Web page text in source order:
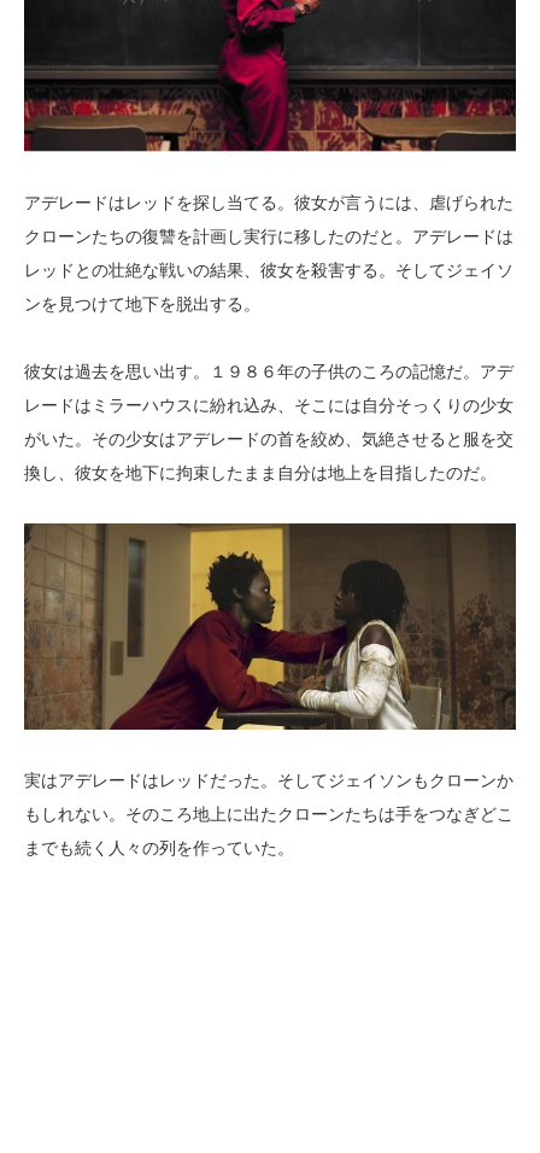
アデレードはレッドを探し当てる。彼女が言うには、虐げられた
クローンたちの復讐を計画し実行に移したのだと。アデレードは
レッドとの壮絶な戦いの結果、彼女を殺害する。そしてジェイソ
ンを見つけて地下を脱出する。
彼女は過去を思い出す。１９８６年の子供のころの記憶だ。アデ
レードはミラーハウスに紛れ込み、そこには自分そっくりの少女
がいた。その少女はアデレードの首を絞め、気絶させると服を交
換し、彼女を地下に拘束したまま自分は地上を目指したのだ。
実はアデレードはレッドだった。そしてジェイソンもクローンか
もしれない。そのころ地上に出たクローンたちは手をつなぎどこ
までも続く人々の列を作っていた。